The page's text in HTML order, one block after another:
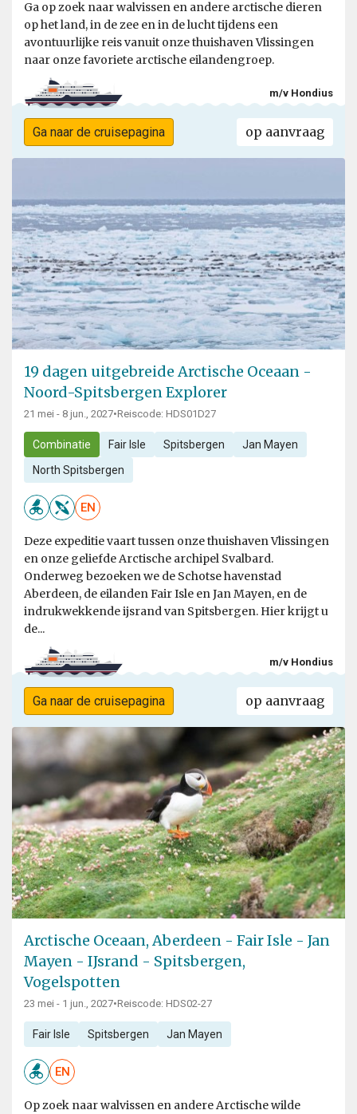
Ga op zoek naar walvissen en andere arctische dieren
op het land, in de zee en in de lucht tijdens een
avontuurlijke reis vanuit onze thuishaven Vlissingen
naar onze favoriete arctische eilandengroep.
m/v Hondius
Ga naar de cruisepagina op aanvraag
19 dagen uitgebreide Arctische Oceaan -
Noord-Spitsbergen Explorer
21 mei - 8 jun., 2027•Reiscode: HDS01D27
Combinatie Fair Isle Spitsbergen Jan Mayen
North Spitsbergen
EN
Deze expeditie vaart tussen onze thuishaven Vlissingen
en onze geliefde Arctische archipel Svalbard.
Onderweg bezoeken we de Schotse havenstad
Aberdeen, de eilanden Fair Isle en Jan Mayen, en de
indrukwekkende ijsrand van Spitsbergen. Hier krijgt u
de...
m/v Hondius
Ga naar de cruisepagina op aanvraag
Arctische Oceaan, Aberdeen - Fair Isle - Jan
Mayen - IJsrand - Spitsbergen,
Vogelspotten
23 mei - 1 jun., 2027•Reiscode: HDS02-27
Fair Isle Spitsbergen Jan Mayen
EN
Op zoek naar walvissen en andere Arctische wilde